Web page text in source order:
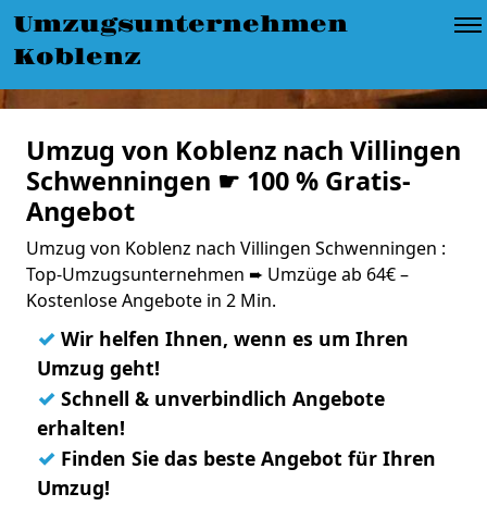
Umzugsunternehmen
Koblenz
Umzug von Koblenz nach Villingen
Schwenningen ☛ 100 % Gratis-
Angebot
Umzug von Koblenz nach Villingen Schwenningen :
Top-Umzugsunternehmen ➨ Umzüge ab 64€ –
Kostenlose Angebote in 2 Min.
✓ Wir helfen Ihnen, wenn es um Ihren
Umzug geht!
✓ Schnell & unverbindlich Angebote
erhalten!
✓ Finden Sie das beste Angebot für Ihren
Umzug!